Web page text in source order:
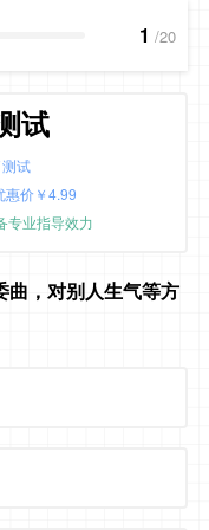
1/20
试
试
惠价￥4.99
专业指导效力
曲，对别人生气等方